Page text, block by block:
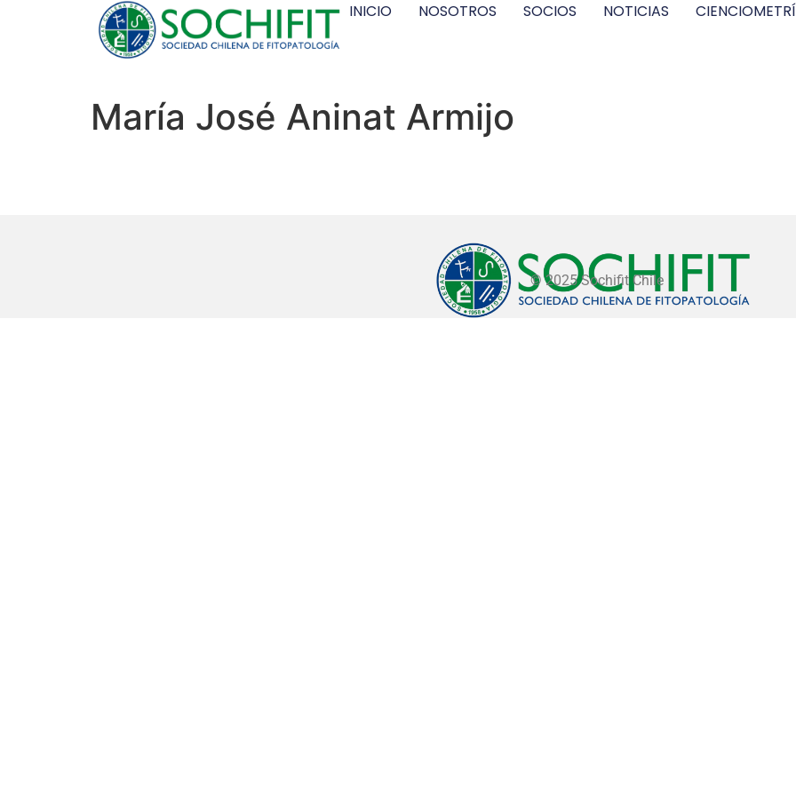
INICIO NOSOTROS SOCIOS NOTICIAS
María José Aninat Armijo
© 2025 Sochifit Chile